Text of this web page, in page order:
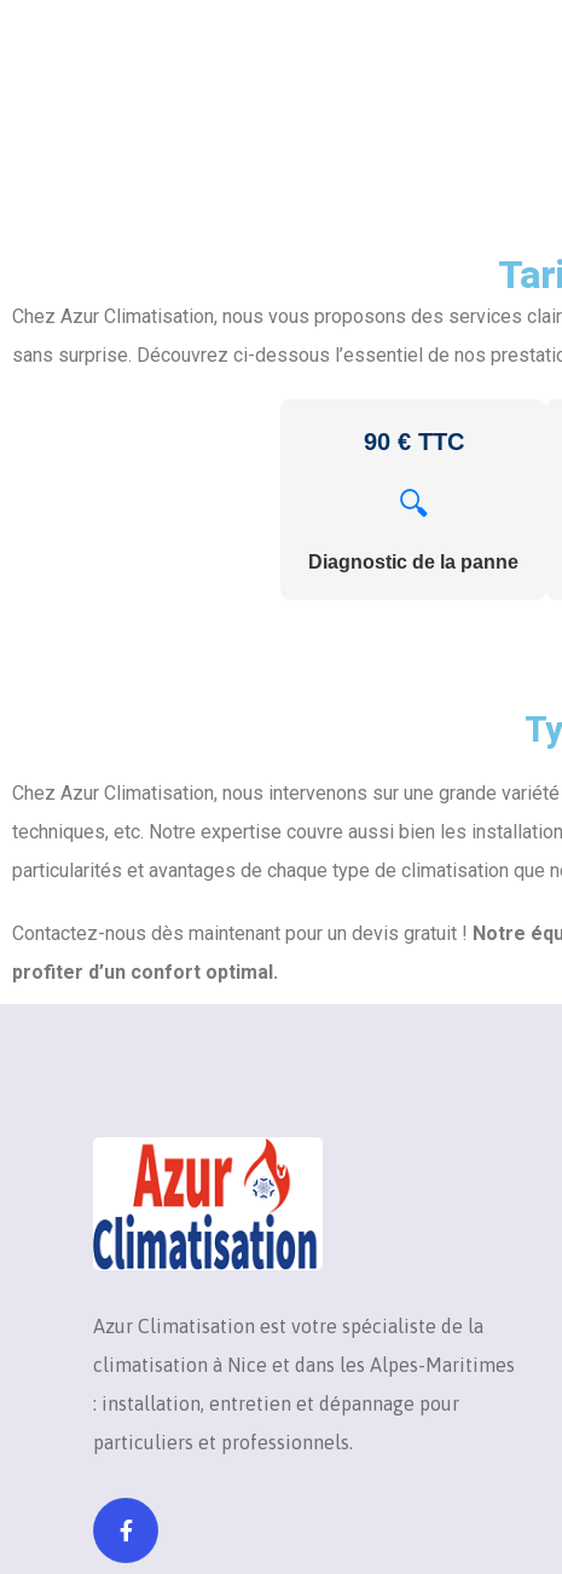
Chez Azur Climatisation, nous vous proposons des services
sans surprise. Découvrez ci-dessous l’essentiel de nos
90 € TTC
🔍
Diagnostic de la panne
Chez Azur Climatisation, nous intervenons sur une grande
techniques, etc. Notre expertise couvre aussi bien les
particularités et avantages de chaque type de climatisation que
Contactez-nous dès maintenant pour un devis gratuit ! Notre
profiter d’un confort optimal.
Azur Climatisation est votre spécialiste de la
climatisation à Nice et dans les Alpes-Maritimes
: installation, entretien et dépannage pour
particuliers et professionnels.